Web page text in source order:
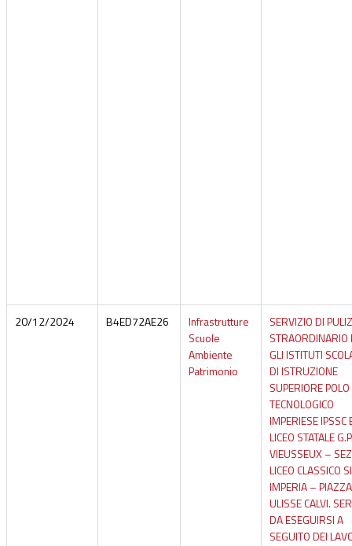
20/12/2024 B4ED72AE26
Infrastrutture
Scuole
Ambiente
Patrimonio
SERVIZIO DI
STRAORDINARIO
GLI ISTITUTI
DI ISTRUZIONE
SUPERIORE POLO
TECNOLOGICO
IMPERIESE IPSSC
LICEO STATALE
VIEUSSEUX –
LICEO CLASSICO
IMPERIA – PIAZZA
ULISSE CALVI.
DA ESEGUIRSI A
SEGUITO DEI